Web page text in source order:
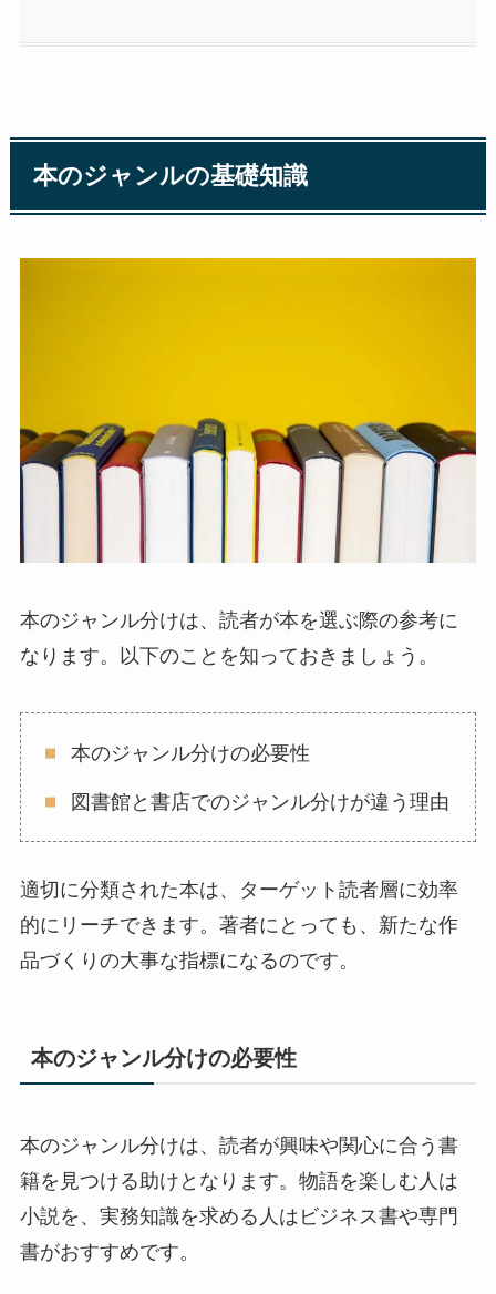
本のジャンルの基礎知識
本のジャンル分けは、読者が本を選ぶ際の参考に
なります。以下のことを知っておきましょう。
本のジャンル分けの必要性
図書館と書店でのジャンル分けが違う理由
適切に分類された本は、ターゲット読者層に効率
的にリーチできます。著者にとっても、新たな作
品づくりの大事な指標になるのです。
本のジャンル分けの必要性
本のジャンル分けは、読者が興味や関心に合う書
籍を見つける助けとなります。物語を楽しむ人は
小説を、実務知識を求める人はビジネス書や専門
書がおすすめです。